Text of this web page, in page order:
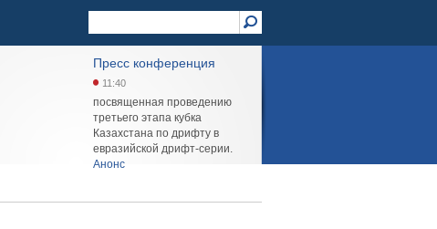
Пресс конференция
11:40
посвященная проведению
третьего этапа кубка
Казахстана по дрифту в
евразийской дрифт-серии.
Aнонс